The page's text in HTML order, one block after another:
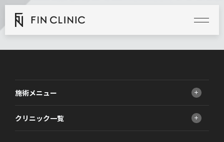
施術メニュー
男性器
クリニック一覧